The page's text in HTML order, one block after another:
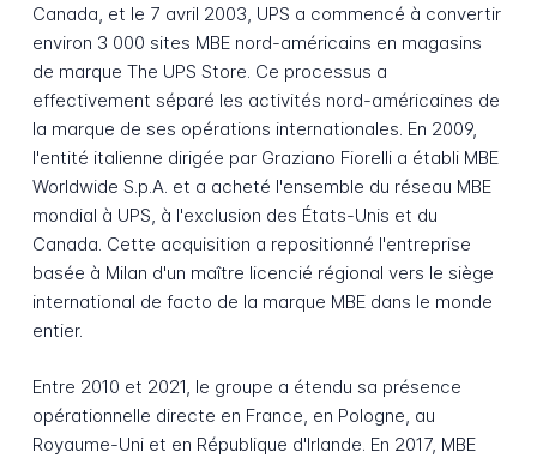
Canada, et le 7 avril 2003, UPS a commencé à convertir
environ 3 000 sites MBE nord-américains en magasins
de marque The UPS Store. Ce processus a
effectivement séparé les activités nord-américaines de
la marque de ses opérations internationales. En 2009,
l'entité italienne dirigée par Graziano Fiorelli a établi MBE
Worldwide S.p.A. et a acheté l'ensemble du réseau MBE
mondial à UPS, à l'exclusion des États-Unis et du
Canada. Cette acquisition a repositionné l'entreprise
basée à Milan d'un maître licencié régional vers le siège
international de facto de la marque MBE dans le monde
entier.
Entre 2010 et 2021, le groupe a étendu sa présence
opérationnelle directe en France, en Pologne, au
Royaume-Uni et en République d'Irlande. En 2017, MBE